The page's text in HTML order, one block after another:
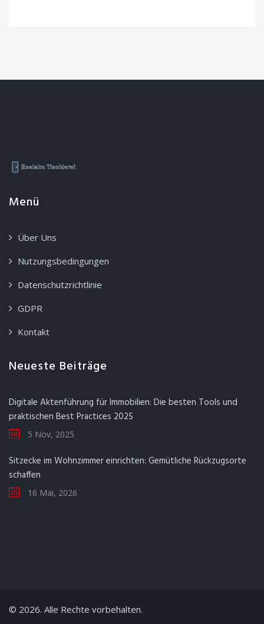
Menü
Über Uns
Nutzungsbedingungen
Datenschutzrichtlinie
GDPR
Kontakt
Neueste Beiträge
Digitale Aktenführung für Immobilien: Die besten Tools und
praktischen Best Practices 2025
5 Nov, 2025
Sitzecke im Wohnzimmer einrichten: Gemütliche Rückzugsorte
schaffen
16 Mai, 2026
© 2026. Alle Rechte vorbehalten.